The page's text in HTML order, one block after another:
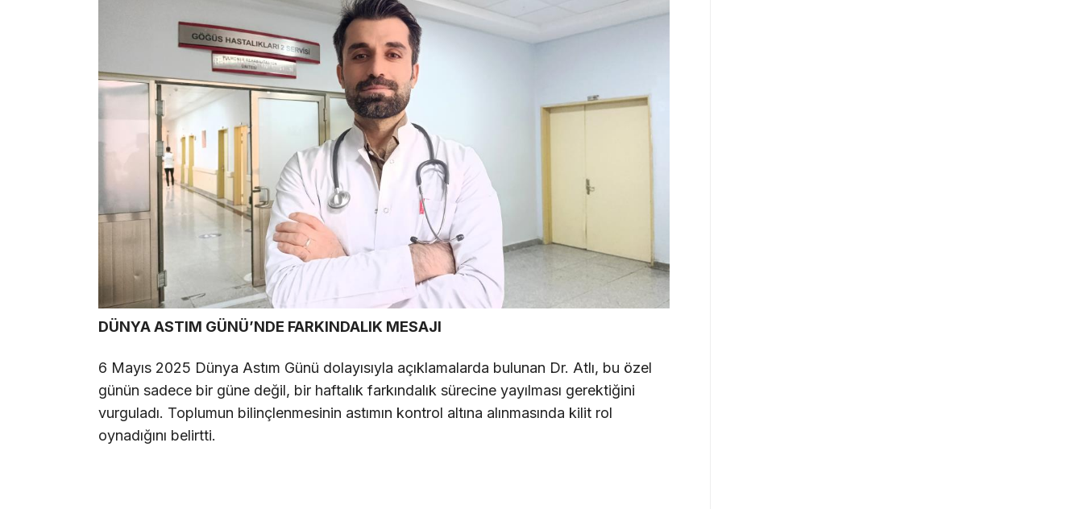
DÜNYA ASTIM GÜNÜ’NDE FARKINDALIK MESAJI
6 Mayıs 2025 Dünya Astım Günü dolayısıyla açıklamalarda bulunan Dr. Atlı, bu özel
günün sadece bir güne değil, bir haftalık farkındalık sürecine yayılması gerektiğini
vurguladı. Toplumun bilinçlenmesinin astımın kontrol altına alınmasında kilit rol
oynadığını belirtti.